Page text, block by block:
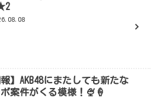
報】AKB48にまたしても新たな
案件がくる模様！🍨🍦